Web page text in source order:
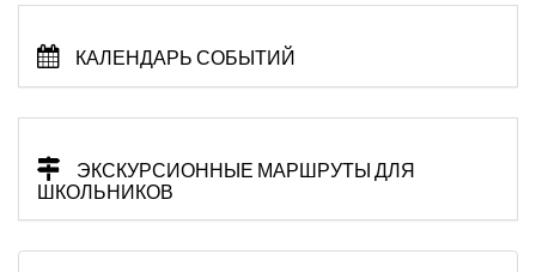
КАЛЕНДАРЬ СОБЫТИЙ
ЭКСКУРСИОННЫЕ МАРШРУТЫ ДЛЯ
ШКОЛЬНИКОВ